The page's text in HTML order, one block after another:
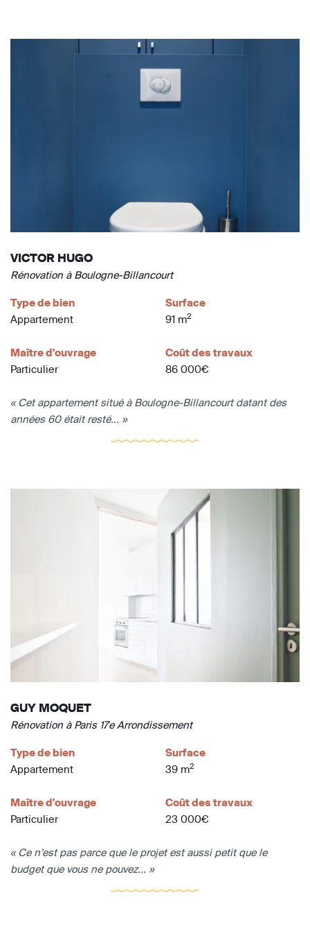
VICTOR HUGO
Rénovation à Boulogne-Billancourt
Type de bien
Appartement
Surface
91 m2
Maître d'ouvrage
Particulier
Coût des travaux
86 000€
« Cet appartement situé à Boulogne-Billancourt datant des
années 60 était resté... »
GUY MOQUET
Rénovation à Paris 17e Arrondissement
Type de bien
Appartement
Surface
39 m2
Maître d'ouvrage
Particulier
Coût des travaux
23 000€
« Ce n’est pas parce que le projet est aussi petit que le
budget que vous ne pouvez... »